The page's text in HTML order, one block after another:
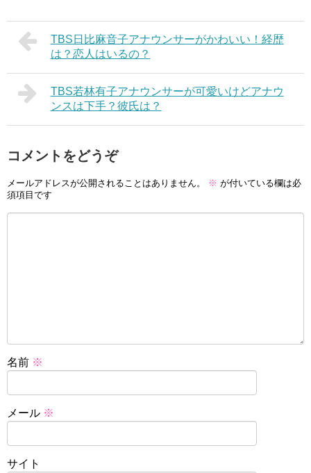
TBS日比麻音子アナウンサーがかわいい！経歴
は？恋人はいるの？
TBS若林有子アナウンサーが可愛いけどアナウ
ンスは下手？彼氏は？
コメントをどうぞ
メールアドレスが公開されることはありません。 ※ が付いている欄は必
須項目です
名前 ※
メール ※
サイト